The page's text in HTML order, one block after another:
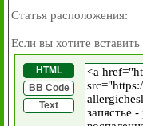
Статья расположения:
Если вы хотите
HTML
BB Code
Text